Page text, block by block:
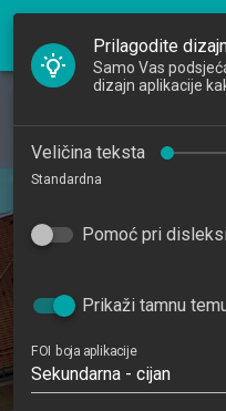
Djelatnici
Katedre
FOI Nastava
Prilagodite
Samo Vas
dizajn aplikacije
Veličina teksta
Standardna
Pomoć pri
Prikaži tamnu
FOI boja aplikacije
Sekundarna - cijan